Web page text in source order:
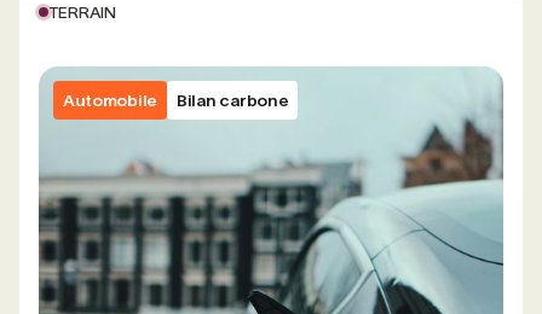
TERRAIN
Automobile Bilan carbone